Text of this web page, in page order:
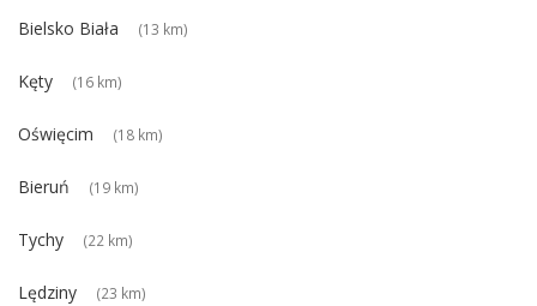
Bielsko Biała (13 km)
Kęty (16 km)
Oświęcim (18 km)
Bieruń (19 km)
Tychy (22 km)
Lędziny (23 km)